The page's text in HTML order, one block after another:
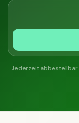
Jederzeit abbestellbar.